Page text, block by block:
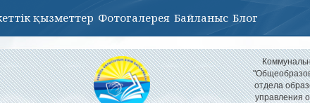
қызметтер Фотогалерея Байланыс Блог
отдела
управления